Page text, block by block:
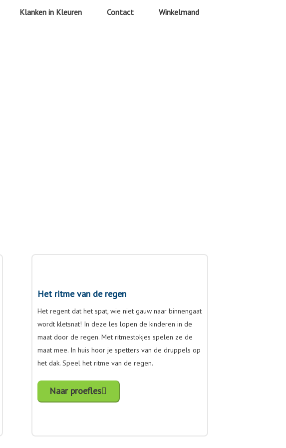
Klanken in Kleuren Contact Winkelmand
Het ritme van de regen
Het regent dat het spat, wie niet gauw naar binnengaat
wordt kletsnat! In deze les lopen de kinderen in de
maat door de regen. Met ritmestokjes spelen ze de
maat mee. In huis hoor je spetters van de druppels op
het dak. Speel het ritme van de regen.
Naar proefles